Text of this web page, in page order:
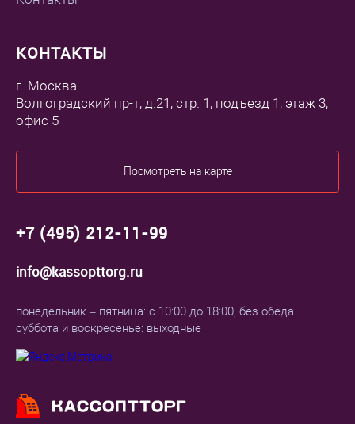
КОНТАКТЫ
г. Москва
Волгоградский пр-т, д.21, стр. 1, подъезд 1, этаж 3,
офис 5
Посмотреть на карте
+7 (495) 212-11-99
info@kassopttorg.ru
понедельник – пятница: с 10:00 до 18:00, без обеда
суббота и воскресенье: выходные